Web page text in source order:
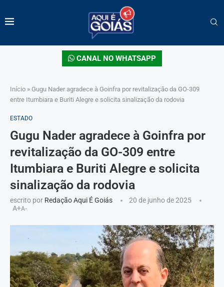
CANAL NO WHATSAPP
Início » Gugu Nader agradece à Goinfra por revitalização da GO-309
entre Itumbiara e Buriti Alegre e solicita sinalização da rodovia
ESTADO
Gugu Nader agradece à Goinfra por
revitalização da GO-309 entre
Itumbiara e Buriti Alegre e solicita
sinalização da rodovia
escrito por Redação Aqui É Goiás
20 de junho de 2025
A+A-